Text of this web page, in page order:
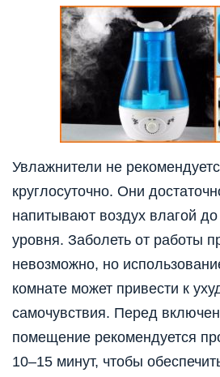
Увлажнители не
круглосуточно. Они
напитывают воздух влагой
уровня. Заболеть от работы
невозможно, но
комнате может привести к
самочувствия. Перед
помещение рекомендуется
10–15 минут, чтобы